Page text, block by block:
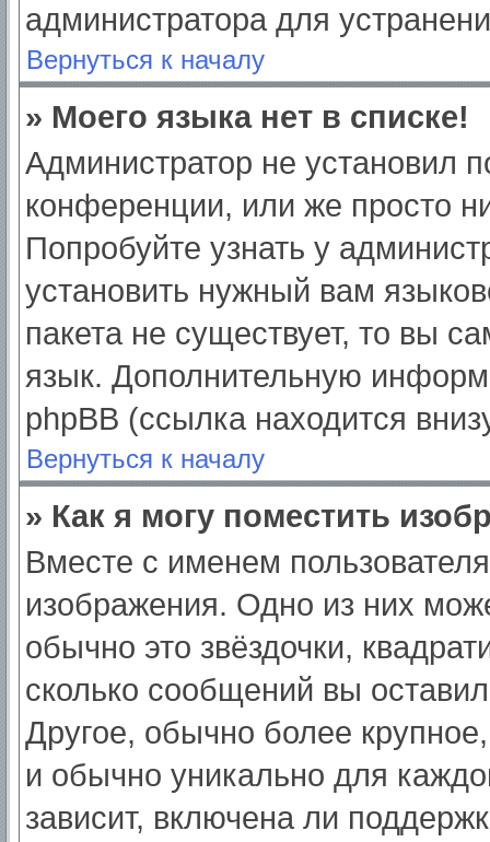
администратора для
Вернуться к началу
» Моего языка нет в списке!
Администратор не установил
конференции, или же просто
Попробуйте узнать у
установить нужный вам
пакета не существует, то вы
язык. Дополнительную
phpBB (ссылка находится
Вернуться к началу
» Как я могу поместить
Вместе с именем
изображения. Одно из них
обычно это звёздочки,
сколько сообщений вы
Другое, обычно более
и обычно уникально для
зависит, включена ли